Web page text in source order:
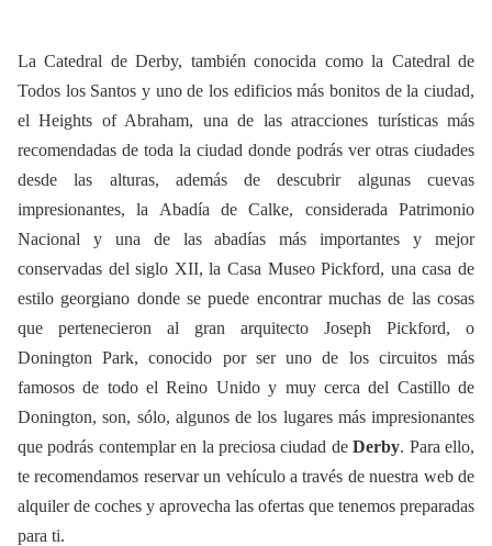
La Catedral de Derby, también conocida como la Catedral de
Todos los Santos y uno de los edificios más bonitos de la ciudad,
el Heights of Abraham, una de las atracciones turísticas más
recomendadas de toda la ciudad donde podrás ver otras ciudades
desde las alturas, además de descubrir algunas cuevas
impresionantes, la Abadía de Calke, considerada Patrimonio
Nacional y una de las abadías más importantes y mejor
conservadas del siglo XII, la Casa Museo Pickford, una casa de
estilo georgiano donde se puede encontrar muchas de las cosas
que pertenecieron al gran arquitecto Joseph Pickford, o
Donington Park, conocido por ser uno de los circuitos más
famosos de todo el Reino Unido y muy cerca del Castillo de
Donington, son, sólo, algunos de los lugares más impresionantes
que podrás contemplar en la preciosa ciudad deDerby. Para ello,
te recomendamos reservar un vehículo a través de nuestra web de
alquiler de coches y aprovecha las ofertas que tenemos preparadas
para ti.